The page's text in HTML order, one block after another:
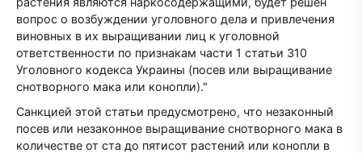
вопрос о возбуждении уголовного дела и привлечения
виновных в их выращивании лиц к уголовной
ответственности по признакам части 1 статьи 310
Уголовного кодекса Украины (посев или выращивание
снотворного мака или конопли)."
Санкцией этой статьи предусмотрено, что незаконный
посев или незаконное выращивание снотворного мака в
количестве от ста до пятисот растений или конопли в